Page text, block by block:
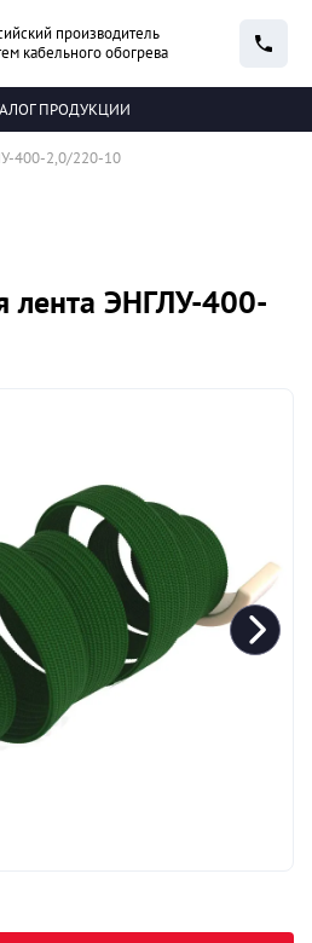
производитель
кабельного обогрева
ПРОДУКЦИИ
400-2,0/220-10
лента ЭНГЛУ-400-